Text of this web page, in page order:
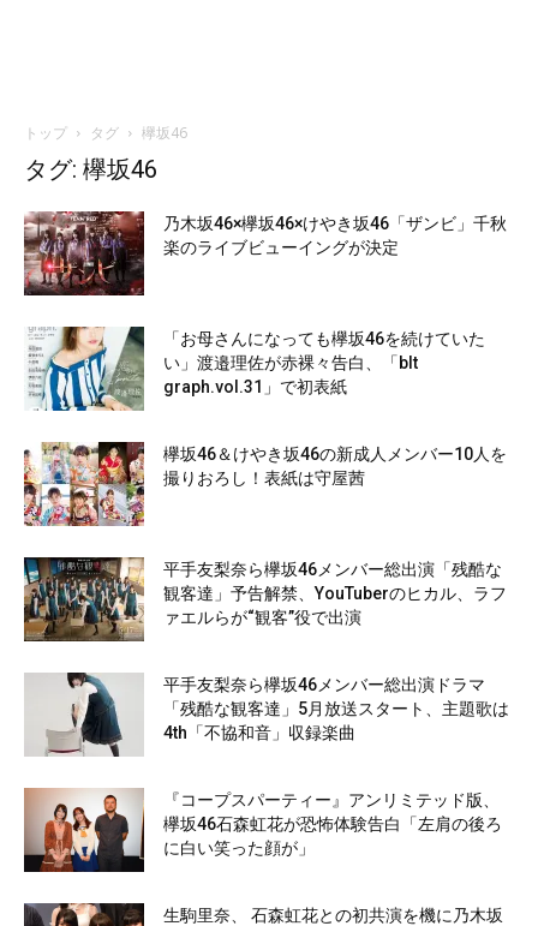
トップ タグ 欅坂46
タグ: 欅坂46
乃木坂46×欅坂46×けやき坂46「ザンビ」千秋
楽のライブビューイングが決定
「お母さんになっても欅坂46を続けていた
い」渡邉理佐が赤裸々告白、「blt
graph.vol.31」で初表紙
欅坂46＆けやき坂46の新成人メンバー10人を
撮りおろし！表紙は守屋茜
平手友梨奈ら欅坂46メンバー総出演「残酷な
観客達」予告解禁、YouTuberのヒカル、ラフ
ァエルらが“観客”役で出演
平手友梨奈ら欅坂46メンバー総出演ドラマ
「残酷な観客達」5月放送スタート、主題歌は
4th「不協和音」収録楽曲
『コープスパーティー』アンリミテッド版、
欅坂46石森虹花が恐怖体験告白「左肩の後ろ
に白い笑った顔が」
生駒里奈、 石森虹花との初共演を機に乃木坂